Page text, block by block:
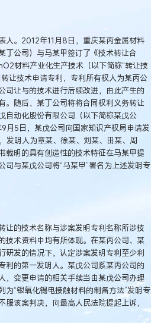
人。2012年11月8日，重庆某丙金属材料
丁公司）与马某甲签订了《技术转让合
材料产业化生产技术（以下简称“转让技
让技术申请专利，专利所有权人为某丙公
司让与的技术进行后续改进，由此产生的
。随后，某丁公司将将合同权利义务转让
自动化股份有限公司（以下简称某戊公
月5日，某戊公司向国家知识产权局申请发
发明人为章某、徐某、刘某、田某、周
载明的具有创造性的技术特征在马某甲提
与某戊公司将“马某甲”署名为上述发明专
让的技术名称与涉案发明专利名称所涉技
技术资料中均有所体现。在某丙公司、某
研发的情况下，认定涉案发明专利至少利
利的第一发明人。某戊公司系某丙公司的
，变更申请的相关手续当由某戊公司办理
“银氧化锡电接触材料的制备方法”发明专
该案判决，向最高人民法院提起上诉，